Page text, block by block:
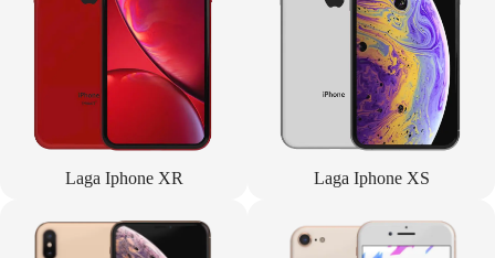
Laga Iphone XR Laga Iphone XS